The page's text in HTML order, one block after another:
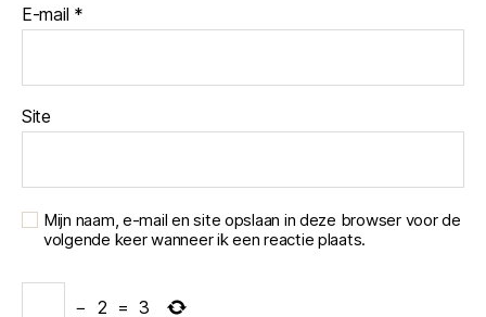
E-mail *
Site
Mijn naam, e-mail en site opslaan in deze browser voor de
volgende keer wanneer ik een reactie plaats.
− 2 = 3